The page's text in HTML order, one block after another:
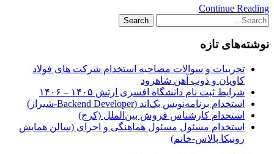
Continue Reading
نوشته‌های تازه
تجربیات و سوالات مصاحبه استخدام شرکت های فولاد
کاویان و ذوب آهن شاهرود
شرایط ثبت نام دانشگاه افسری ارتش ۱۴۰۵ – ۱۴۰۶
استخدام برنامه‌نویس بک‌اند (Backend Developer-شیراز)
استخدام کارشناس فروش بین‌الملل (کرج)
استخدام مسئول مسئول هماهنگی و اجرای (سالن همایش
رونیکا پالاس-خانم)